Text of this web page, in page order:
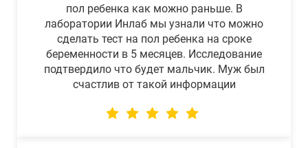
пол ребенка как можно раньше. В
лаборатории Инлаб мы узнали что можно
сделать тест на пол ребенка на сроке
беременности в 5 месяцев. Исследование
подтвердило что будет мальчик. Муж был
счастлив от такой информации